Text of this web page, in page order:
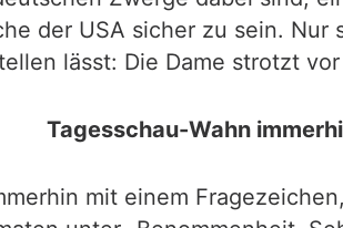
der USA sicher zu sein.
lässt: Die Dame strotzt
Tagesschau-Wahn
mit einem